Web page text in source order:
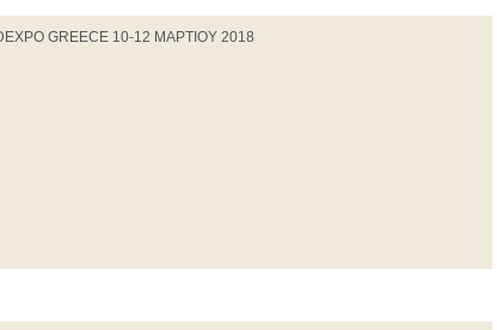
GREECE 10-12 ΜΑΡΤΙΟΥ 2018